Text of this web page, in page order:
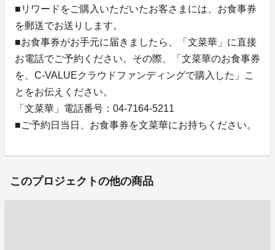
■リワードをご購入いただいたお客さまには、お食事券
を郵送でお送りします。
■お食事券がお手元に届きましたら、「文菜華」に直接
お電話でご予約ください。その際、「文菜華のお食事券
を、C-VALUEクラウドファンディングで購入した」こ
とをお伝えください。
「文菜華」電話番号：04-7164-5211
■ご予約日当日、お食事券を文菜華にお持ちください。
このプロジェクトの他の商品